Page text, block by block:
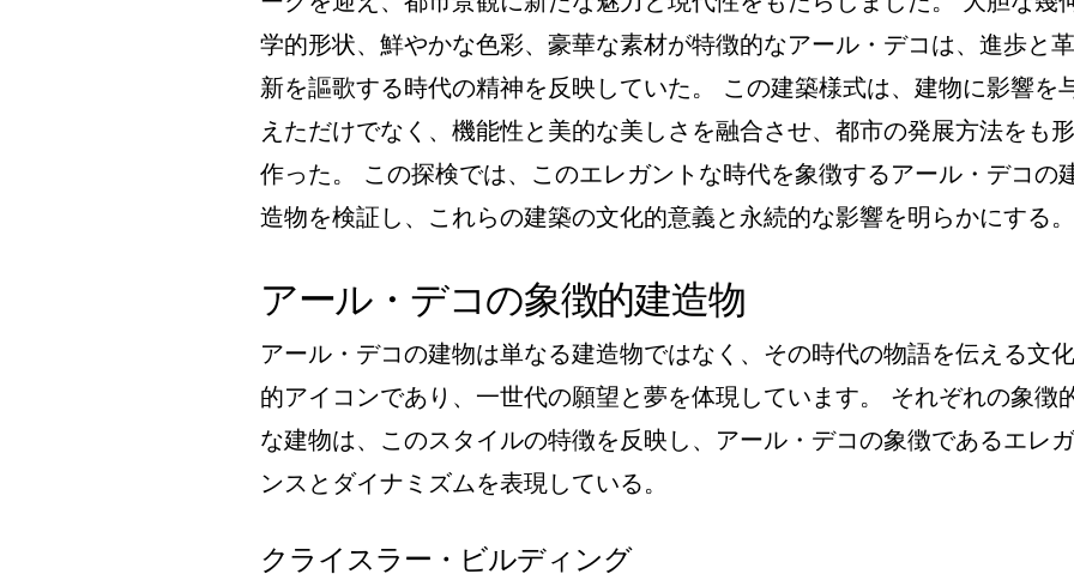
学的形状、鮮やかな色彩、豪華な素材が特徴的なアール・デコは、進歩と革
新を謳歌する時代の精神を反映していた。 この建築様式は、建物に影響を
えただけでなく、機能性と美的な美しさを融合させ、都市の発展方法をも形
作った。 この探検では、このエレガントな時代を象徴するアール・デコの
造物を検証し、これらの建築の文化的意義と永続的な影響を明らかにする。
アール・デコの象徴的建造物
アール・デコの建物は単なる建造物ではなく、その時代の物語を伝える文化
的アイコンであり、一世代の願望と夢を体現しています。 それぞれの象徴
な建物は、このスタイルの特徴を反映し、アール・デコの象徴であるエレガ
ンスとダイナミズムを表現している。
クライスラー・ビルディング